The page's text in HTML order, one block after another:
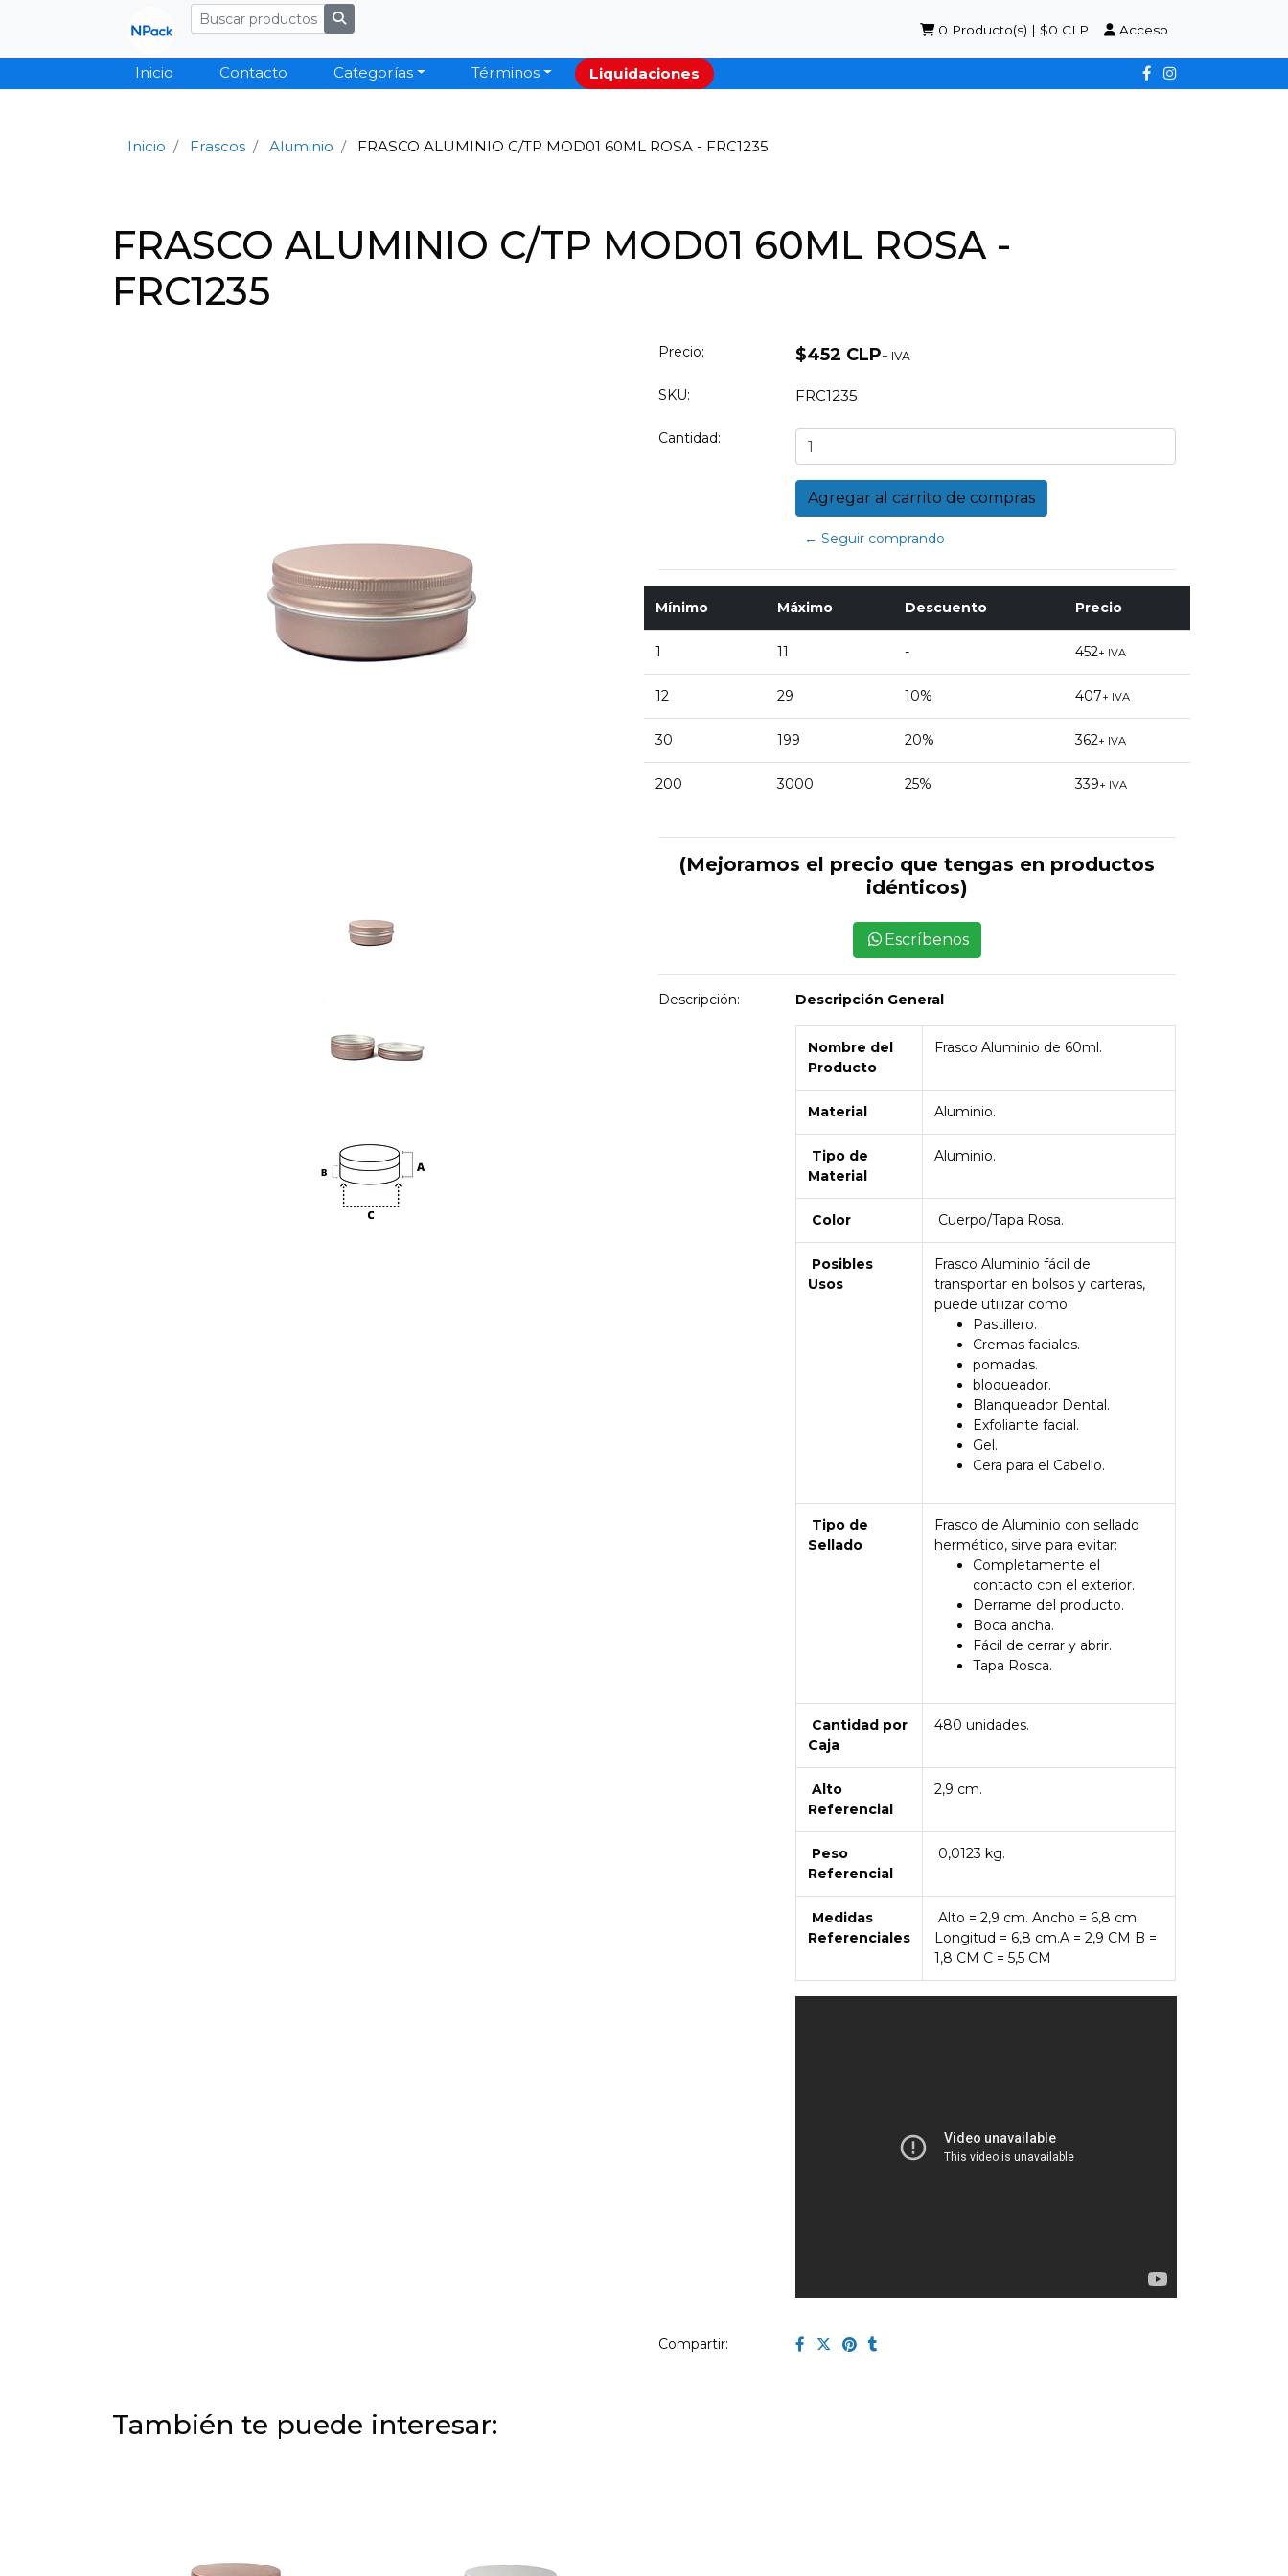
0 Producto(s) | $0 CLP Acceso
Inicio Contacto Categorías Términos Liquidaciones
Inicio Frascos Aluminio FRASCO ALUMINIO C/TP MOD01 60ML ROSA - FRC1235
FRASCO ALUMINIO C/TP MOD01 60ML ROSA -
FRC1235
Precio: $452 CLP+ IVA
SKU: FRC1235
Cantidad:
← Seguir comprando
Mínimo Máximo Descuento Precio
1 11 - 452+ IVA
12 29 10% 407+ IVA
30 199 20% 362+ IVA
200 3000 25% 339+ IVA
(Mejoramos el precio que tengas en productos
idénticos)
Escríbenos
Descripción: Descripción General
Nombre del
Producto
Frasco Aluminio de 60ml.
Material Aluminio.
Tipo de
Material
Aluminio.
Color Cuerpo/Tapa Rosa.
Posibles
Usos
Frasco Aluminio fácil de
transportar en bolsos y carteras,
puede utilizar como:
Pastillero.
Cremas faciales.
pomadas.
bloqueador.
Blanqueador Dental.
Exfoliante facial.
Gel.
Cera para el Cabello.
Tipo de
Sellado
Frasco de Aluminio con sellado
hermético, sirve para evitar:
Completamente el
contacto con el exterior.
Derrame del producto.
Boca ancha.
Fácil de cerrar y abrir.
Tapa Rosca.
Cantidad por
Caja
480 unidades.
Alto
Referencial
2,9 cm.
Peso
Referencial
0,0123 kg.
Medidas
Referenciales
Alto = 2,9 cm. Ancho = 6,8 cm.
Longitud = 6,8 cm.A = 2,9 CM B =
1,8 CM C = 5,5 CM
Compartir:
También te puede interesar: